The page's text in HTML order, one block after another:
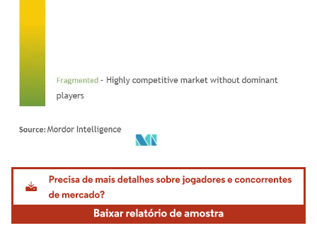
Imagem © Mordor Intelligence. O reuso requer atribuição conforme CC BY 4.0.